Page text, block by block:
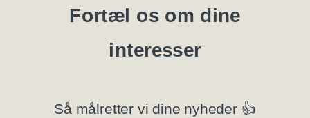
Blanketter
Privatlivspolitik
Fortæl os om dine
interesser
Så målretter vi dine nyheder 👍